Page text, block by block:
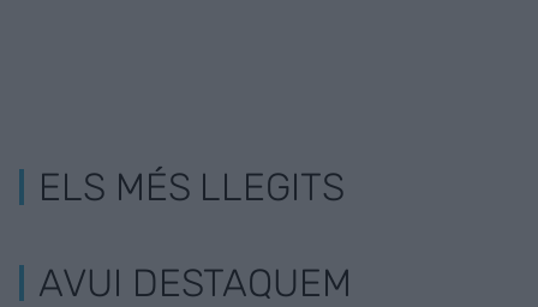
ELS MÉS LLEGITS
AVUI DESTAQUEM